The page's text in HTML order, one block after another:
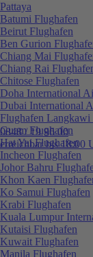
0848 / 19 96 00
erreichbar bis 18:00
Pattaya
Batumi Flughafen
Beirut Flughafen
Ben Gurion
Chiang Mai
Chiang Rai
Chitose Flughafen
Doha International
Dubai International
Flughafen
Guam Flughafen
Hat Yai Flughafen
Incheon Flughafen
Johor Bahru
Khon Kaen
Ko Samui Flughafen
Krabi Flughafen
Kuala Lumpur
Kutaisi Flughafen
Kuwait Flughafen
Manila Flughafen